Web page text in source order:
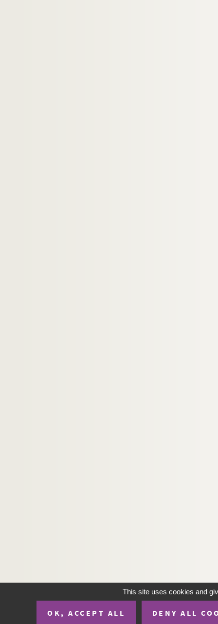
This site uses cookies and
OK, ACCEPT ALL DENY ALL